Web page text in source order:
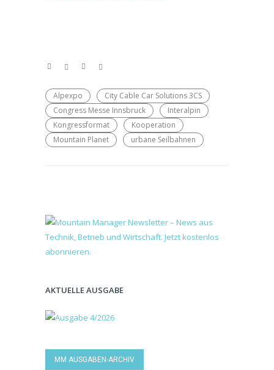
Alpexpo
City Cable Car Solutions 3CS
Congress Messe Innsbruck
Interalpin
Kongressformat
Kooperation
Mountain Planet
urbane Seilbahnen
AKTUELLE AUSGABE
MM AUSGABEN-ARCHIV